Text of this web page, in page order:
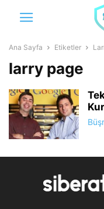
Ana Sayfa Etiketler
larry page